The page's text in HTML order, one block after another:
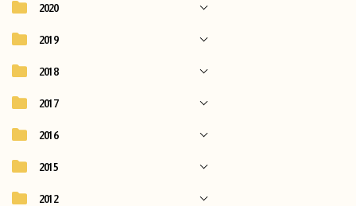
2020
2019
2018
2017
2016
2015
2012